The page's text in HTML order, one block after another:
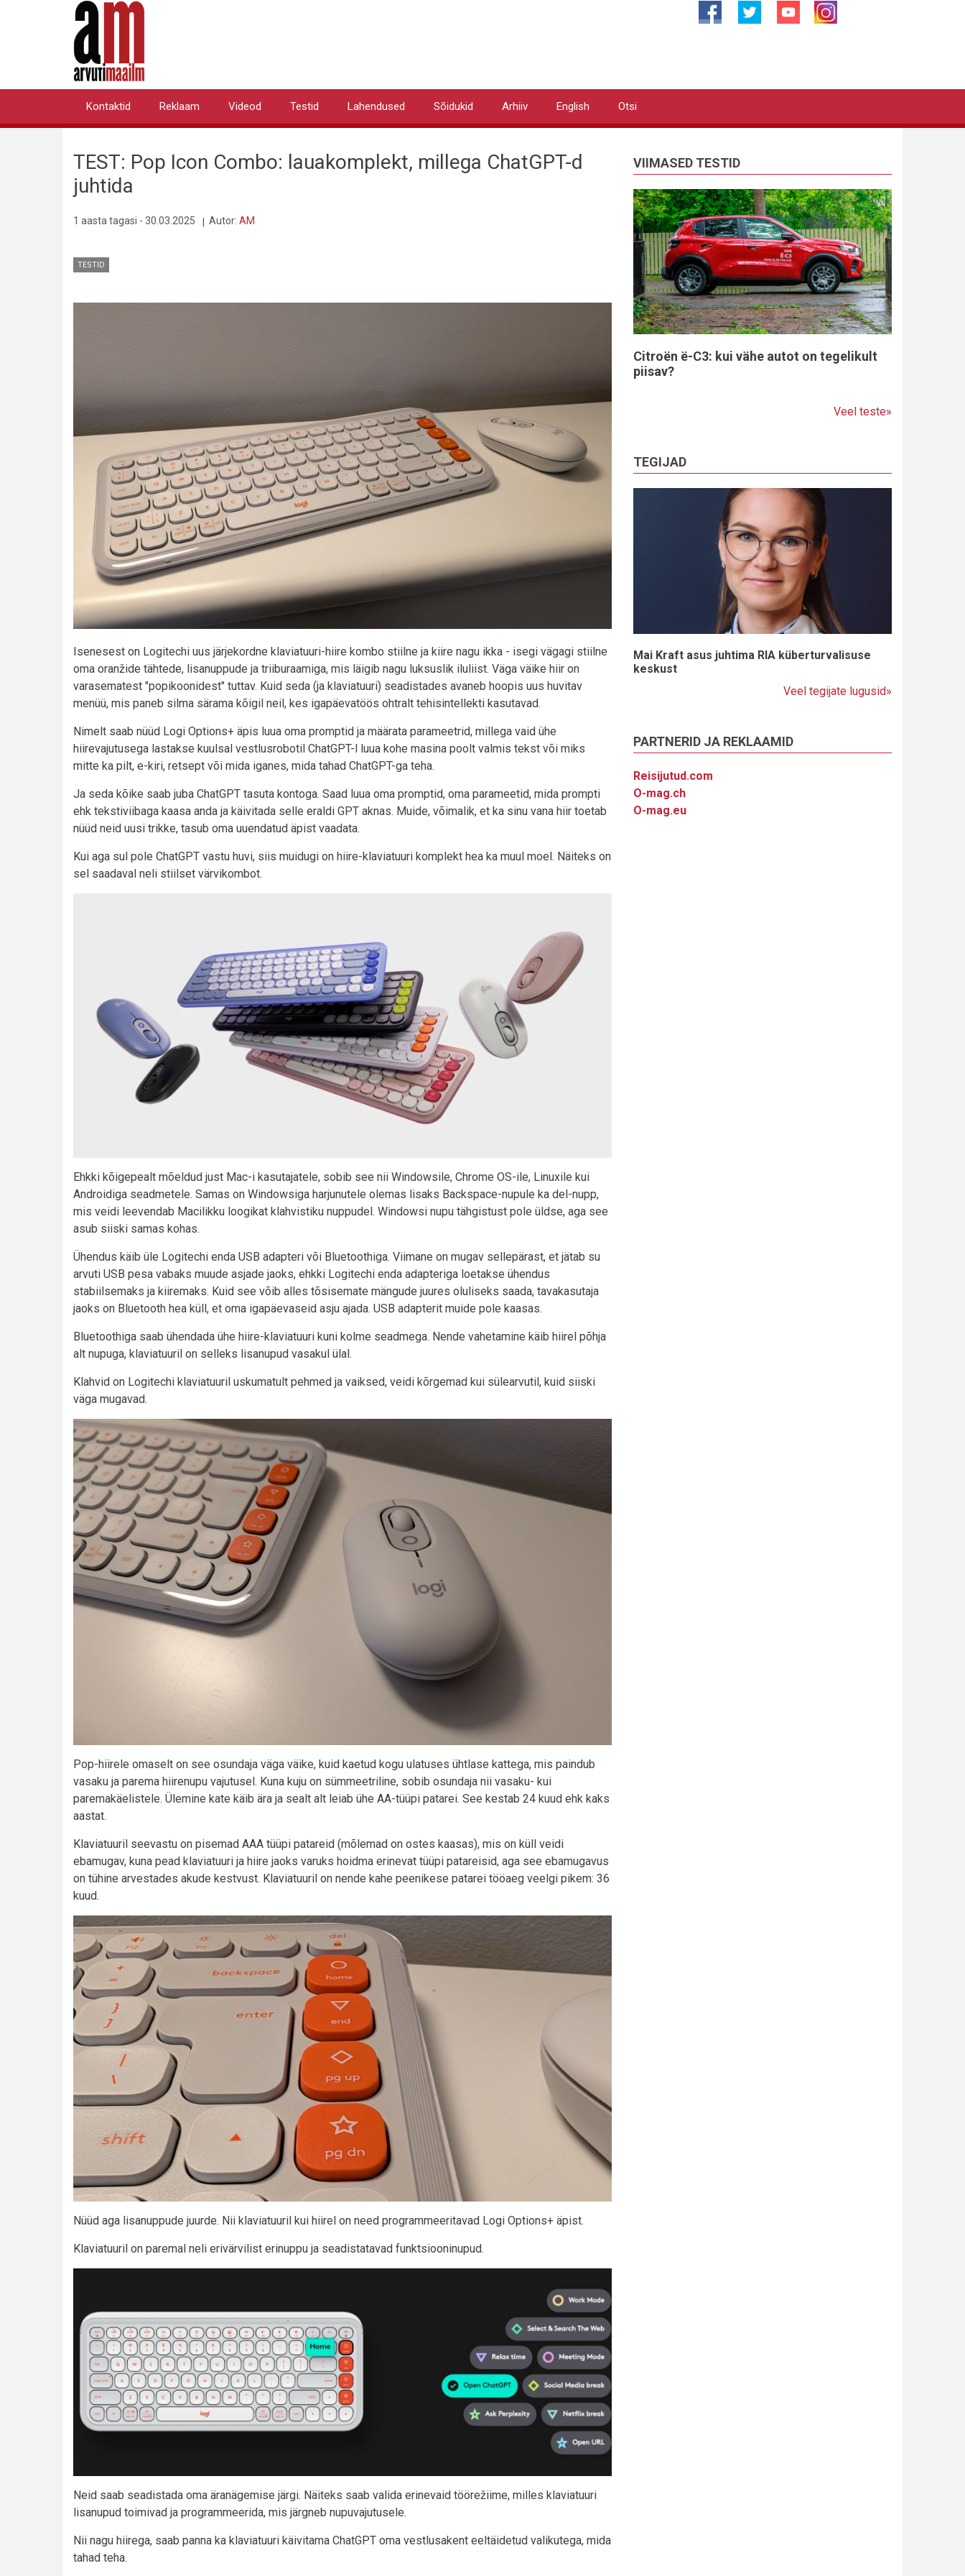
Primary
Kontaktid Reklaam Videod Testid Lahendused Sõidukid Arhiiv English Otsi
TEST: Pop Icon Combo: lauakomplekt, millega ChatGPT-d
juhtida
1 aasta tagasi - 30.03.2025 Autor: AM
TESTID
Isenesest on Logitechi uus järjekordne klaviatuuri-hiire kombo stiilne ja kiire nagu ikka - isegi vägagi stiilne
oma oranžide tähtede, lisanuppude ja triiburaamiga, mis läigib nagu luksuslik iluliist. Väga väike hiir on
varasematest "popikoonidest" tuttav. Kuid seda (ja klaviatuuri) seadistades avaneb hoopis uus huvitav
menüü, mis paneb silma särama kõigil neil, kes igapäevatöös ohtralt tehisintellekti kasutavad.
Nimelt saab nüüd Logi Options+ äpis luua oma promptid ja määrata parameetrid, millega vaid ühe
hiirevajutusega lastakse kuulsal vestlusrobotil ChatGPT-l luua kohe masina poolt valmis tekst või miks
mitte ka pilt, e-kiri, retsept või mida iganes, mida tahad ChatGPT-ga teha.
Ja seda kõike saab juba ChatGPT tasuta kontoga. Saad luua oma promptid, oma parameetid, mida prompti
ehk tekstiviibaga kaasa anda ja käivitada selle eraldi GPT aknas. Muide, võimalik, et ka sinu vana hiir toetab
nüüd neid uusi trikke, tasub oma uuendatud äpist vaadata.
Kui aga sul pole ChatGPT vastu huvi, siis muidugi on hiire-klaviatuuri komplekt hea ka muul moel. Näiteks on
sel saadaval neli stiilset värvikombot.
Ehkki kõigepealt mõeldud just Mac-i kasutajatele, sobib see nii Windowsile, Chrome OS-ile, Linuxile kui
Androidiga seadmetele. Samas on Windowsiga harjunutele olemas lisaks Backspace-nupule ka del-nupp,
mis veidi leevendab Macilikku loogikat klahvistiku nuppudel. Windowsi nupu tähgistust pole üldse, aga see
asub siiski samas kohas.
Ühendus käib üle Logitechi enda USB adapteri või Bluetoothiga. Viimane on mugav sellepärast, et jätab su
arvuti USB pesa vabaks muude asjade jaoks, ehkki Logitechi enda adapteriga loetakse ühendus
stabiilsemaks ja kiiremaks. Kuid see võib alles tõsisemate mängude juures oluliseks saada, tavakasutaja
jaoks on Bluetooth hea küll, et oma igapäevaseid asju ajada. USB adapterit muide pole kaasas.
Bluetoothiga saab ühendada ühe hiire-klaviatuuri kuni kolme seadmega. Nende vahetamine käib hiirel põhja
alt nupuga, klaviatuuril on selleks lisanupud vasakul ülal.
Klahvid on Logitechi klaviatuuril uskumatult pehmed ja vaiksed, veidi kõrgemad kui sülearvutil, kuid siiski
väga mugavad.
Pop-hiirele omaselt on see osundaja väga väike, kuid kaetud kogu ulatuses ühtlase kattega, mis paindub
vasaku ja parema hiirenupu vajutusel. Kuna kuju on sümmeetriline, sobib osundaja nii vasaku- kui
paremakäelistele. Ülemine kate käib ära ja sealt alt leiab ühe AA-tüüpi patarei. See kestab 24 kuud ehk kaks
aastat.
Klaviatuuril seevastu on pisemad AAA tüüpi patareid (mõlemad on ostes kaasas), mis on küll veidi
ebamugav, kuna pead klaviatuuri ja hiire jaoks varuks hoidma erinevat tüüpi patareisid, aga see ebamugavus
on tühine arvestades akude kestvust. Klaviatuuril on nende kahe peenikese patarei tööaeg veelgi pikem: 36
kuud.
Nüüd aga lisanuppude juurde. Nii klaviatuuril kui hiirel on need programmeeritavad Logi Options+ äpist.
Klaviatuuril on paremal neli erivärvilist erinuppu ja seadistatavad funktsiooninupud.
Neid saab seadistada oma äranägemise järgi. Näiteks saab valida erinevaid töörežiime, milles klaviatuuri
lisanupud toimivad ja programmeerida, mis järgneb nupuvajutusele.
Nii nagu hiirega, saab panna ka klaviatuuri käivitama ChatGPT oma vestlusakent eeltäidetud valikutega, mida
tahad teha.
VIIMASED TESTID
Citroën ë-C3: kui vähe autot on tegelikult
piisav?
Veel teste»
TEGIJAD
Mai Kraft asus juhtima RIA küberturvalisuse
keskust
Veel tegijate lugusid»
PARTNERID JA REKLAAMID
Reisijutud.com
O-mag.ch
O-mag.eu